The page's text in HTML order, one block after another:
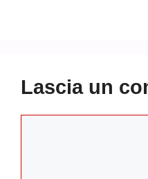
Lascia un